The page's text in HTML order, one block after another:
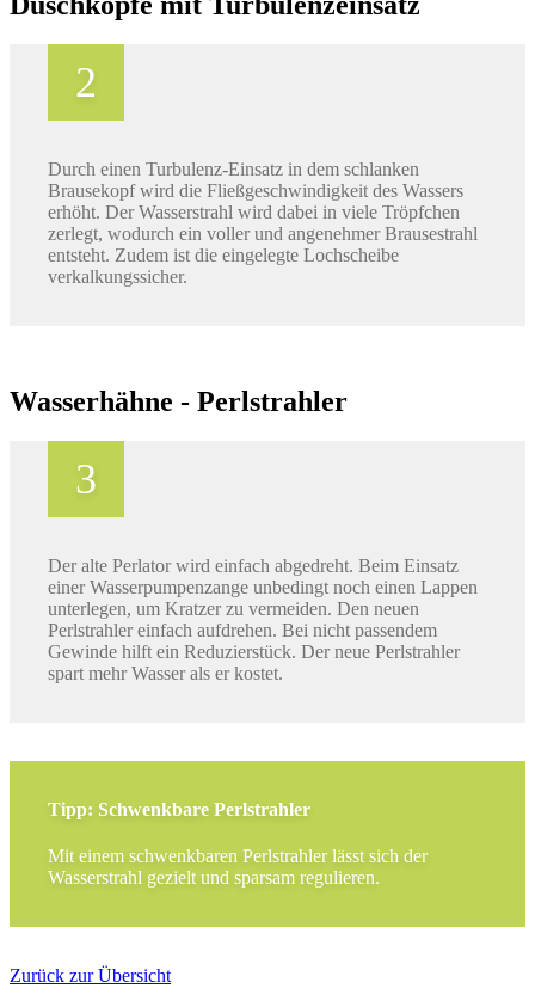
Durch einen Turbulenz-Einsatz in dem schlanken
Brausekopf wird die Fließgeschwindigkeit des Wassers
erhöht. Der Wasserstrahl wird dabei in viele Tröpfchen
zerlegt, wodurch ein voller und angenehmer Brausestrahl
entsteht. Zudem ist die eingelegte Lochscheibe
verkalkungssicher.
Wasserhähne - Perlstrahler
Der alte Perlator wird einfach abgedreht. Beim Einsatz
einer Wasserpumpenzange unbedingt noch einen Lappen
unterlegen, um Kratzer zu vermeiden. Den neuen
Perlstrahler einfach aufdrehen. Bei nicht passendem
Gewinde hilft ein Reduzierstück. Der neue Perlstrahler
spart mehr Wasser als er kostet.
Tipp: Schwenkbare Perlstrahler
Mit einem schwenkbaren Perlstrahler lässt sich der
Wasserstrahl gezielt und sparsam regulieren.
Zurück zur Übersicht